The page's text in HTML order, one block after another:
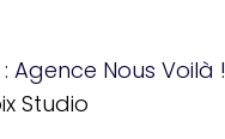
Nous Voilà !
Studio